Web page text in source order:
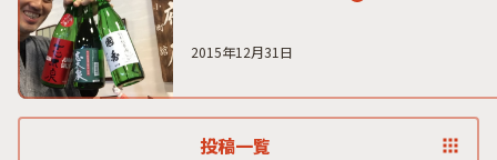
2015年12月31日
投稿一覧